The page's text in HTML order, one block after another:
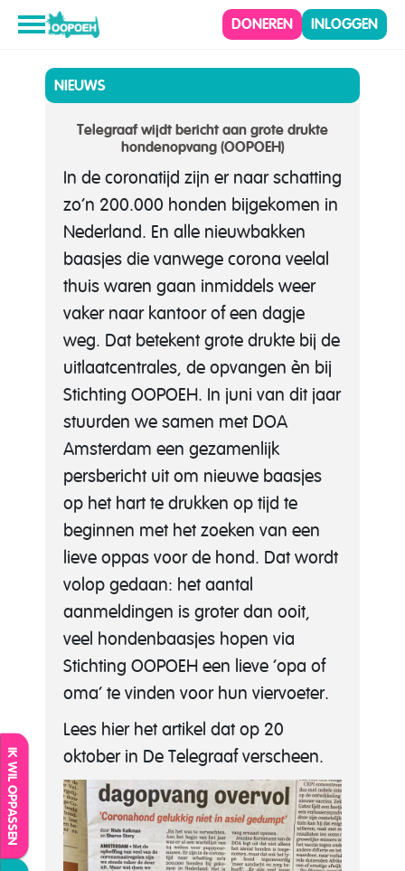
DONEREN INLOGGEN
IK WIL OPPASSEN
NIEUWS
Telegraaf wijdt bericht aan grote drukte
hondenopvang (OOPOEH)
In de coronatijd zijn er naar schatting
zo’n 200.000 honden bijgekomen in
Nederland. En alle nieuwbakken
baasjes die vanwege corona veelal
thuis waren gaan inmiddels weer
vaker naar kantoor of een dagje
weg. Dat betekent grote drukte bij de
uitlaatcentrales, de opvangen èn bij
Stichting OOPOEH. In juni van dit jaar
stuurden we samen met DOA
Amsterdam een gezamenlijk
persbericht uit om nieuwe baasjes
op het hart te drukken op tijd te
beginnen met het zoeken van een
lieve oppas voor de hond. Dat wordt
volop gedaan: het aantal
aanmeldingen is groter dan ooit,
veel hondenbaasjes hopen via
Stichting OOPOEH een lieve ‘opa of
oma’ te vinden voor hun viervoeter.
Lees hier het artikel dat op 20
oktober in De Telegraaf verscheen.